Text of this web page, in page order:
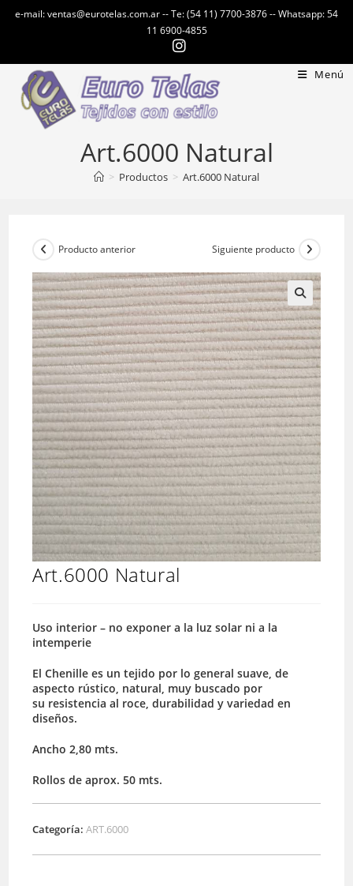
e-mail: ventas@eurotelas.com.ar -- Te: (54 11) 7700-3876 -- Whatsapp: 54
11 6900-4855
Menú
Art.6000 Natural
> Productos > Art.6000 Natural
Producto anterior Siguiente producto
Art.6000 Natural
Uso interior – no exponer a la luz solar ni a la
intemperie
El Chenille es un tejido por lo general suave, de
aspecto rústico, natural, muy buscado por
su resistencia al roce, durabilidad y variedad en
diseños.
Ancho 2,80 mts.
Rollos de aprox. 50 mts.
Categoría:ART.6000